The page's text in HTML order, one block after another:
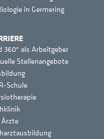
in Germering
360° als Arbeitgeber
Stellenangebote
Schule
Ärzte